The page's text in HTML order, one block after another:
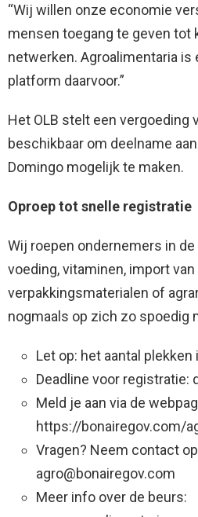
“Wij willen onze economie
mensen toegang te geven tot
netwerken. Agroalimentaria is
platform daarvoor.”
Het OLB stelt een vergoeding
beschikbaar om deelname
Domingo mogelijk te maken.
Oproep tot snelle registratie
Wij roepen ondernemers in
voeding, vitaminen, import van
verpakkingsmaterialen of
nogmaals op zich zo spoedig
Let op: het aantal plekken
Deadline voor registratie:
Meld je aan via de
https://bonairegov.com/
Vragen? Neem contact
agro@bonairegov.com
Meer info over de beurs: